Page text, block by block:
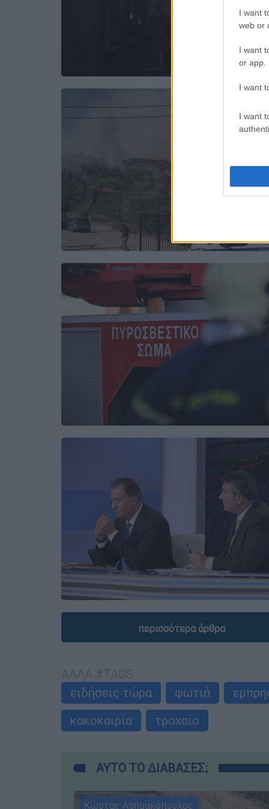
I want
web or
I want
or app.
I want
I want
περισσότερα άρθρα
ειδήσεις τώρα
φωτιά
κακοκαιρία
τροχαίο
ΑΥΤΟ ΤΟ ΔΙΑΒΑΣΕΣ;
Κώστας Ασημακόπουλος